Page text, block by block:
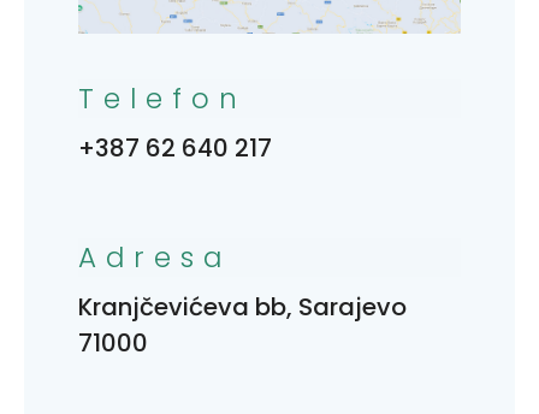
Telefon
+387 62 640 217
Adresa
Kranjčevićeva bb, Sarajevo
71000